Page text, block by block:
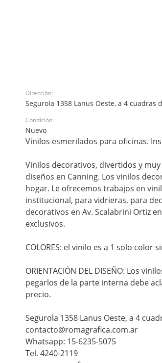
Dirección:
Segurola 1358 Lanus Oeste, a 4
Condición:
Nuevo
Vinilos esmerilados para oficinas.
Vinilos decorativos, divertidos y
diseños en Canning. Los vinilos
hogar. Le ofrecemos trabajos en
institucional, para vidrieras, para
decorativos en Av. Scalabrini Ortiz
exclusivos.
COLORES: el vinilo es a 1 solo color
ORIENTACIÓN DEL DISEÑO: Los
pegarlos de la parte interna debe
precio.
Segurola 1358 Lanus Oeste, a 4
contacto@romagrafica.com.ar
Whatsapp: 15-6235-5075
Tel. 4240-2119